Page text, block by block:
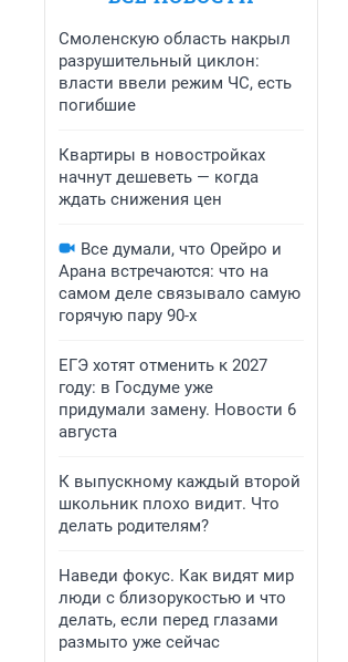
Смоленскую область накрыл
разрушительный циклон:
власти ввели режим ЧС, есть
погибшие
Квартиры в новостройках
начнут дешеветь — когда
ждать снижения цен
Все думали, что Орейро и
Арана встречаются: что на
самом деле связывало самую
горячую пару 90-х
ЕГЭ хотят отменить к 2027
году: в Госдуме уже
придумали замену. Новости 6
августа
К выпускному каждый второй
школьник плохо видит. Что
делать родителям?
Наведи фокус. Как видят мир
люди с близорукостью и что
делать, если перед глазами
размыто уже сейчас